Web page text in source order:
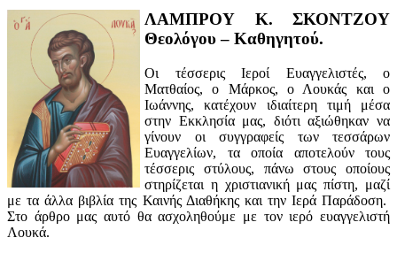
ΛΑΜΠΡΟΥ Κ. ΣΚΟΝΤΖΟΥ
Θεολόγου – Καθηγητού.
Οι τέσσερις Ιεροί Ευαγγελιστές, ο
Ματθαίος, ο Μάρκος, ο Λουκάς και ο
Ιωάννης, κατέχουν ιδιαίτερη τιμή μέσα
στην Εκκλησία μας, διότι αξιώθηκαν να
γίνουν οι συγγραφείς των τεσσάρων
Ευαγγελίων, τα οποία αποτελούν τους
τέσσερις στύλους, πάνω στους οποίους
στηρίζεται η χριστιανική μας πίστη, μαζί
με τα άλλα βιβλία της Καινής Διαθήκης και την Ιερά Παράδοση.
Στο άρθρο μας αυτό θα ασχοληθούμε με τον ιερό ευαγγελιστή
Λουκά.